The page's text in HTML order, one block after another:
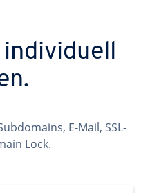
individuell
E-Mail, SSL-
Lock.